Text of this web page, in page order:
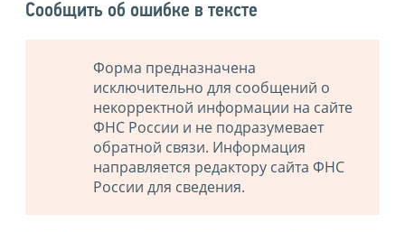
Сообщить об ошибке в тексте
Форма предназначена
исключительно для сообщений о
некорректной информации на сайте
ФНС России и не подразумевает
обратной связи. Информация
направляется редактору сайта ФНС
России для сведения.